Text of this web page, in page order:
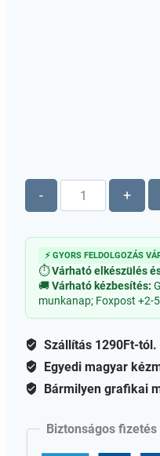
-
Foszforeszkáló
név,
+
⚡ GYORS FELDOLGOZÁS
⏱Várható elkészülés
🚚Várható kézbesítés:
munkanap; Foxpost +2-
Szállítás 1290Ft-tól.
Egyedi magyar
Bármilyen grafikai
Biztonságos fizetés